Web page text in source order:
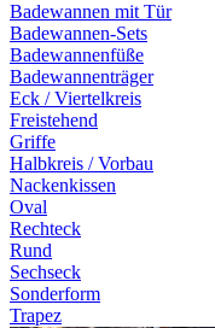
Badewannen mit Tür
Badewannen-Sets
Badewannenfüße
Badewannenträger
Eck / Viertelkreis
Freistehend
Griffe
Halbkreis / Vorbau
Nackenkissen
Oval
Rechteck
Rund
Sechseck
Sonderform
Trapez